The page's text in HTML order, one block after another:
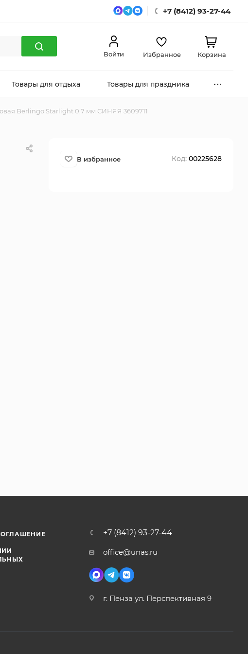
+7 (8412) 93-27-44
Войти
Избранное Корзина
Товары для отдыха Товары для праздника
Berlingo Starlight 0,7 мм СИНЯЯ 3609711
Код: 00225628
+7 (8412) 93-27-44
office@unas.ru
г. Пенза ул. Перспективная 9